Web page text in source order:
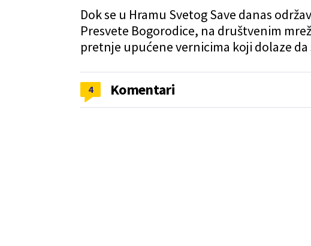
Dok se u Hramu Svetog Save danas
Presvete Bogorodice, na društvenim
pretnje upućene vernicima koji dolaze
4 Komentari